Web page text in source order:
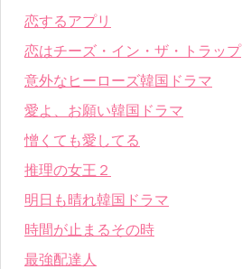
恋するアプリ
恋はチーズ・イン・ザ・トラップ
意外なヒーローズ韓国ドラマ
愛よ、お願い韓国ドラマ
憎くても愛してる
推理の女王２
明日も晴れ韓国ドラマ
時間が止まるその時
最強配達人